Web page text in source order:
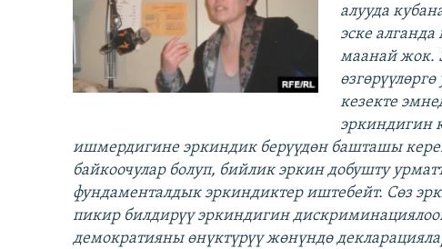
алууда
эске
маанай жок.
кезекте
эркиндигин
ишмердигине эркиндик берүүдөн башташы
байкоочулар болуп, бийлик эркин добушту
фундаменталдык эркиндиктер иштебейт. Сөз
пикир билдирүү эркиндигин
демократияны өнүктүрүү жөнүндө